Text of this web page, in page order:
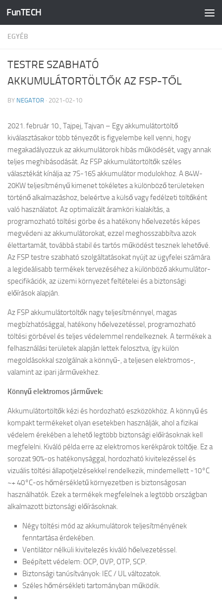
Skip to content
FunTECH
EGYÉB
TESTRE SZABHATÓ
AKKUMULÁTORTÖLTŐK AZ FSP-TŐL
BY NEGATOR · 2021-02-10
2021. február 10., Tajpej, Tajvan – Egy akkumulátortöltő
kiválasztásakor több tényezőt is figyelembe kell venni, hogy
megakadályozzuk az akkumulátorok hibás működését, vagy annak
teljes meghibásodását. Az FSP akkumulátortöltők széles
választékát kínálja az 7S-16S akkumulátor modulokhoz. A 84W-
20KW teljesítményű kimenet tökéletes a különböző területeken
történő alkalmazáshoz, beleértve a külső vagy fedélzeti töltőként
való használatot. Az optimalizált áramköri kialakítás, a
programozható töltési görbe és a hatékony hőelvezetés képes
megvédeni az akkumulátorokat, ezzel meghosszabbítva azok
élettartamát, továbbá stabil és tartós működést tesznek lehetővé.
Az FSP testre szabható szolgáltatásokat nyújt az ügyfelei számára
a legideálisabb termékek tervezéséhez a különböző akkumulátor-
specifikációk, az üzemi környezet feltételei és a biztonsági
előírások alapján.
Az FSP akkumulátortöltők nagy teljesítménnyel, magas
megbízhatósággal, hatékony hőelvezetéssel, programozható
töltési görbével és teljes védelemmel rendelkeznek. A termékek a
felhasználási területek alapján lettek felosztva, így külön
megoldásokkal szolgálnak a könnyű-, a teljesen elektromos-,
valamint az ipari járművekhez.
Könnyű elektromos járművek:
Akkumulátortöltők kézi és hordozható eszközökhöz. A könnyű és
kompakt termékeket olyan esetekben használják, ahol a fizikai
védelem érekében a lehető legtöbb biztonsági előírásoknak kell
megfelelni. Kiváló példa erre az elektromos kerékpárok töltője. Ez a
sorozat 90%-os hatékonysággal, hordozható kivitelezéssel és
vizuális töltési állapotjelzésekkel rendelkezik, mindemellett -10°C
~+ 40°C-os hőmérsékletű környezetben is biztonságosan
használhatók. Ezek a termékek megfelelnek a legtöbb országban
alkalmazott biztonsági előírásoknak.
Négy töltési mód az akkumulátorok teljesítményének
fenntartása érdekében.
Ventilátor nélküli kivitelezés kiváló hőelvezetéssel.
Beépített védelem: OCP, OVP, OTP, SCP.
Biztonsági tanúsítványok: IEC / UL változatok.
Széles hőmérsékleti tartományban működik.